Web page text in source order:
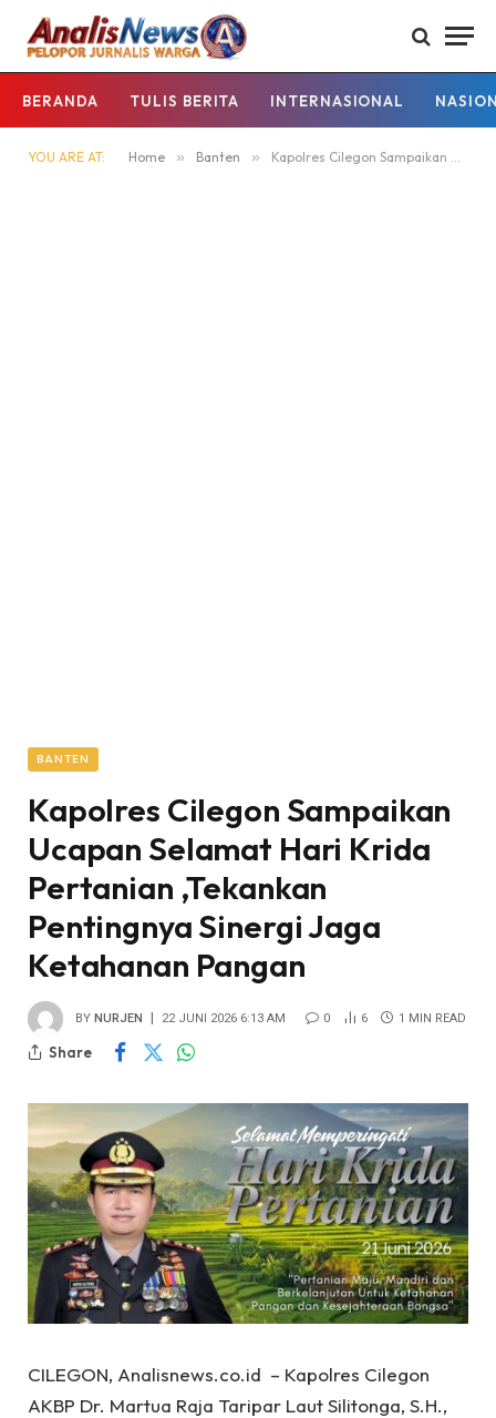
BERANDA TULIS BERITA INTERNASIONAL
YOU ARE AT: Home » Banten » Kapolres Cilegon Sampaikan Ucapan Selamat Hari Krida Pertanian ,Tekankan Pentingnya Sinergi Jaga Ketahanan Pangan
BANTEN
Kapolres Cilegon Sampaikan
Ucapan Selamat Hari Krida
Pertanian ,Tekankan
Pentingnya Sinergi Jaga
Ketahanan Pangan
BY NURJEN 22 JUNI 2026 6:13 AM 0 6 1 MIN READ
Share
CILEGON, Analisnews.co.id – Kapolres Cilegon
AKBP Dr. Martua Raja Taripar Laut Silitonga, S.H.,